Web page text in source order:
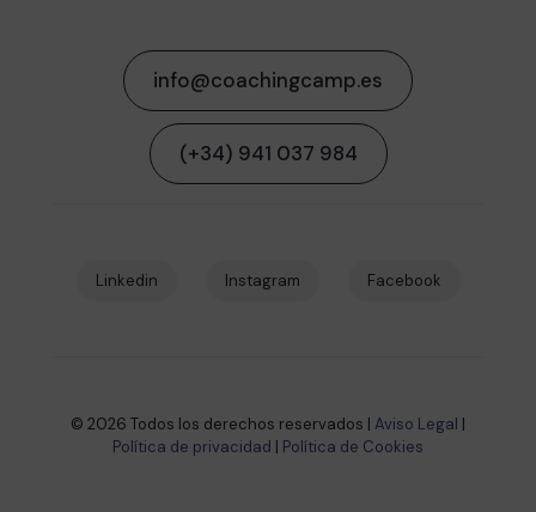
info@coachingcamp.es
(+34) 941 037 984
Linkedin Instagram Facebook
© 2026 Todos los derechos reservados | Aviso Legal |
Política de privacidad | Política de Cookies